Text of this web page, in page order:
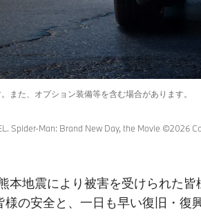
また、オプション装備等を含む場合があります。
Man: Brand New Day, the Movie ©2026
本地震により被害を受けられた皆
の安全と、一日も早い復旧・復